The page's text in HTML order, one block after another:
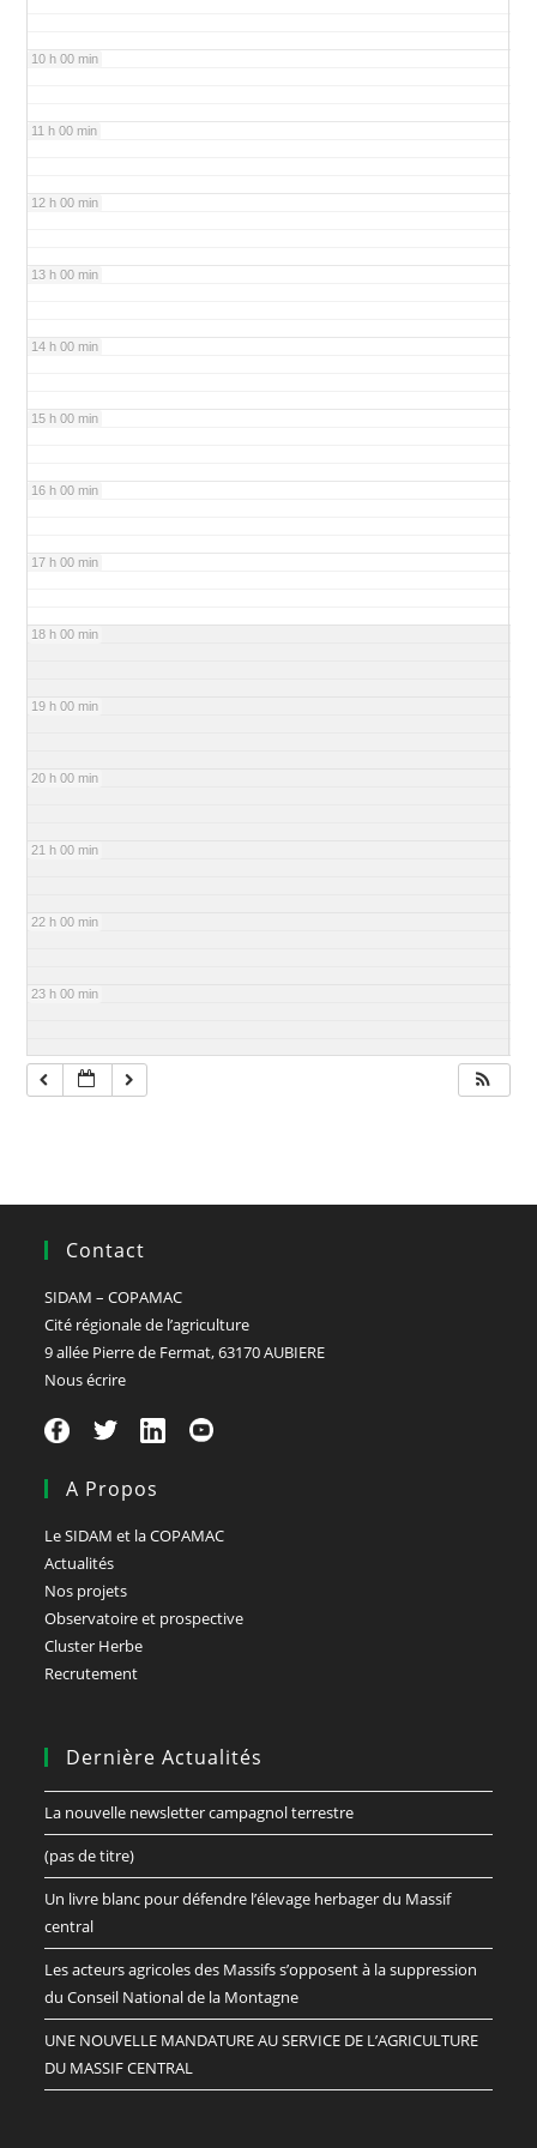
10 h 00 min
11 h 00 min
12 h 00 min
13 h 00 min
14 h 00 min
15 h 00 min
16 h 00 min
17 h 00 min
18 h 00 min
19 h 00 min
20 h 00 min
21 h 00 min
22 h 00 min
23 h 00 min
Contact
SIDAM – COPAMAC
Cité régionale de l’agriculture
9 allée Pierre de Fermat, 63170 AUBIERE
Nous écrire
A Propos
Le SIDAM et la COPAMAC
Actualités
Nos projets
Observatoire et prospective
Cluster Herbe
Recrutement
Dernière Actualités
La nouvelle newsletter campagnol terrestre
(pas de titre)
Un livre blanc pour défendre l’élevage herbager du Massif
central
Les acteurs agricoles des Massifs s’opposent à la suppression
du Conseil National de la Montagne
UNE NOUVELLE MANDATURE AU SERVICE DE L’AGRICULTURE
DU MASSIF CENTRAL